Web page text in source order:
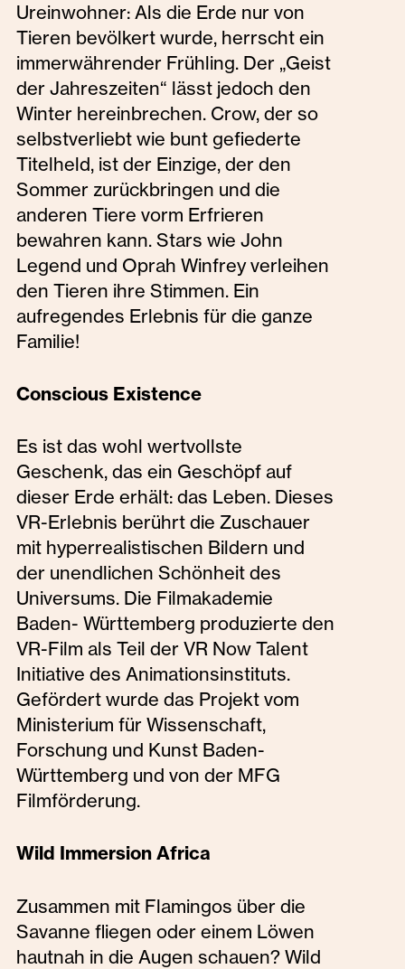
Ureinwohner: Als die Erde nur von
Tieren bevölkert wurde, herrscht ein
immerwährender Frühling. Der „Geist
der Jahreszeiten“ lässt jedoch den
Winter hereinbrechen. Crow, der so
selbstverliebt wie bunt gefiederte
Titelheld, ist der Einzige, der den
Sommer zurückbringen und die
anderen Tiere vorm Erfrieren
bewahren kann. Stars wie John
Legend und Oprah Winfrey verleihen
den Tieren ihre Stimmen. Ein
aufregendes Erlebnis für die ganze
Familie!
Conscious Existence
Es ist das wohl wertvollste
Geschenk, das ein Geschöpf auf
dieser Erde erhält: das Leben. Dieses
VR-Erlebnis berührt die Zuschauer
mit hyperrealistischen Bildern und
der unendlichen Schönheit des
Universums. Die Filmakademie
Baden- Württemberg produzierte den
VR-Film als Teil der VR Now Talent
Initiative des Animationsinstituts.
Gefördert wurde das Projekt vom
Ministerium für Wissenschaft,
Forschung und Kunst Baden-
Württemberg und von der MFG
Filmförderung.
Wild Immersion Africa
Zusammen mit Flamingos über die
Savanne fliegen oder einem Löwen
hautnah in die Augen schauen? Wild